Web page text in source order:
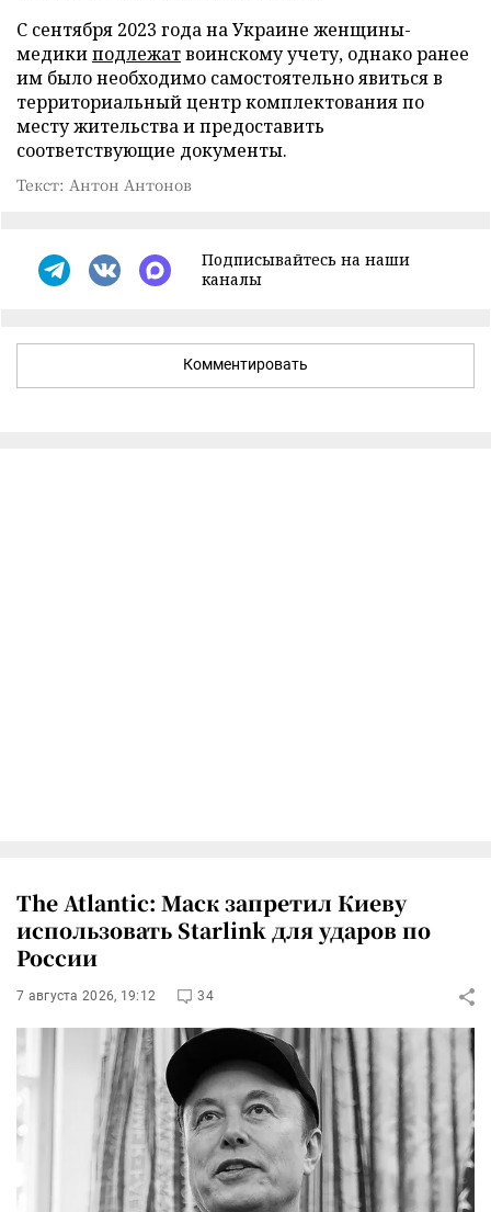
С сентября 2023 года на Украине женщины-
медикиподлежатвоинскому учету, однако ранее
им было необходимо самостоятельно явиться в
территориальный центр комплектования по
месту жительства и предоставить
соответствующие документы.
Текст: Антон Антонов
Подписывайтесь на наши
каналы
Комментировать
The Atlantic: Маск запретил Киеву
использовать Starlink для ударов по
России
7 августа 2026, 19:12 34